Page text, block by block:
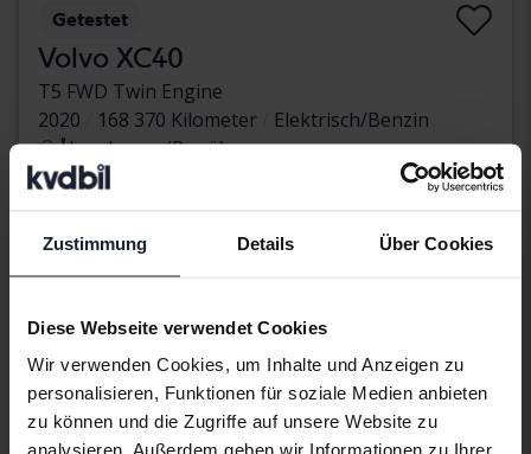
Zustimmung Details Über Cookies
Diese Webseite verwendet Cookies
Wir verwenden Cookies, um Inhalte und Anzeigen zu
personalisieren, Funktionen für soziale Medien anbieten
zu können und die Zugriffe auf unsere Website zu
analysieren. Außerdem geben wir Informationen zu Ihrer
Getestet
Volvo XC40
T5 FWD Twin Engine
2020
168 370 Kilometer
Elektrisch/Benzin
Åkersberga (Runö)
Direkt kaufen 234 900 SEK